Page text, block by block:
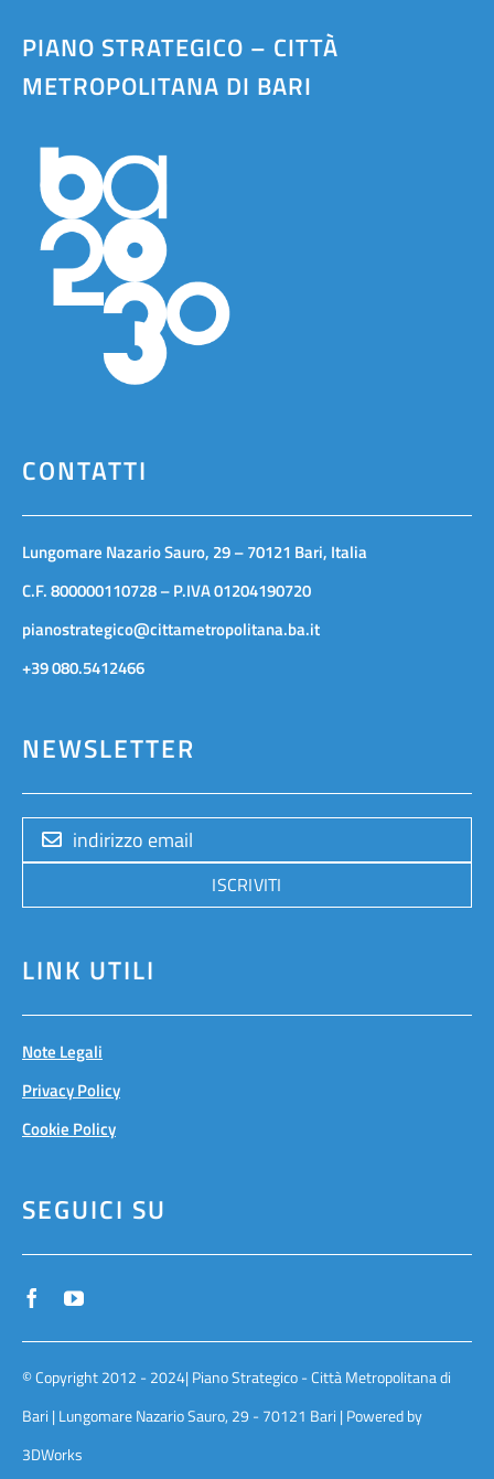
PIANO STRATEGICO – CITTÀ
METROPOLITANA DI BARI
CONTATTI
Lungomare Nazario Sauro, 29 – 70121 Bari, Italia
C.F. 800000110728 – P.IVA 01204190720
pianostrategico@cittametropolitana.ba.it
+39 080.5412466
NEWSLETTER
ISCRIVITI
LINK UTILI
Note Legali
Privacy Policy
Cookie Policy
SEGUICI SU
© Copyright 2012 - 2024| Piano Strategico - Città Metropolitana di
Bari | Lungomare Nazario Sauro, 29 - 70121 Bari | Powered by
3DWorks